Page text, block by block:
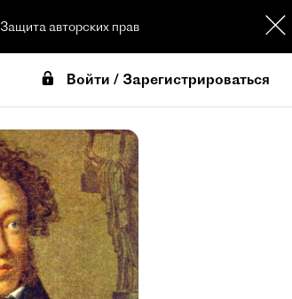
Защита авторских прав
Войти / Зарегистрироваться